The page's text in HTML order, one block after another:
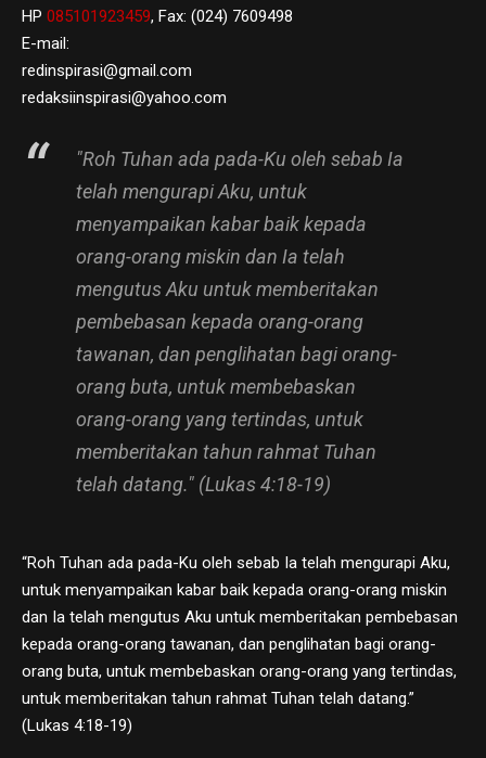
HP 085101923459, Fax: (024) 7609498
E-mail:
redinspirasi@gmail.com
redaksiinspirasi@yahoo.com
"Roh Tuhan ada pada-Ku oleh sebab Ia
telah mengurapi Aku, untuk
menyampaikan kabar baik kepada
orang-orang miskin dan Ia telah
mengutus Aku untuk memberitakan
pembebasan kepada orang-orang
tawanan, dan penglihatan bagi orang-
orang buta, untuk membebaskan
orang-orang yang tertindas, untuk
memberitakan tahun rahmat Tuhan
telah datang." (Lukas 4:18-19)
“Roh Tuhan ada pada-Ku oleh sebab Ia telah mengurapi Aku,
untuk menyampaikan kabar baik kepada orang-orang miskin
dan Ia telah mengutus Aku untuk memberitakan pembebasan
kepada orang-orang tawanan, dan penglihatan bagi orang-
orang buta, untuk membebaskan orang-orang yang tertindas,
untuk memberitakan tahun rahmat Tuhan telah datang.”
(Lukas 4:18-19)